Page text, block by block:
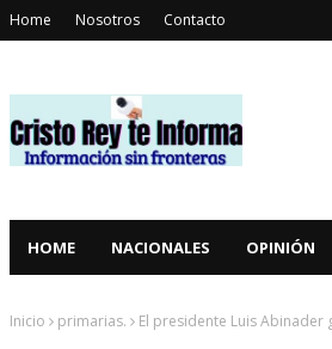
Home Nosotros Contacto
HOME NACIONALES OPINIÓN
Inicio primarias. El presidente Luis Abinader